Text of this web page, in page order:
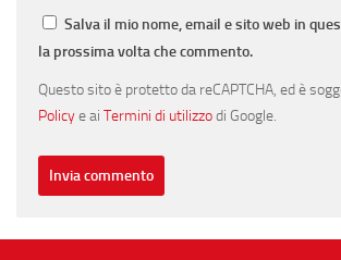
Salva il mio nome, email e sito web in
la prossima volta che commento.
Questo sito è protetto da reCAPTCHA, ed è
Policye ai Termini di utilizzodi Google.